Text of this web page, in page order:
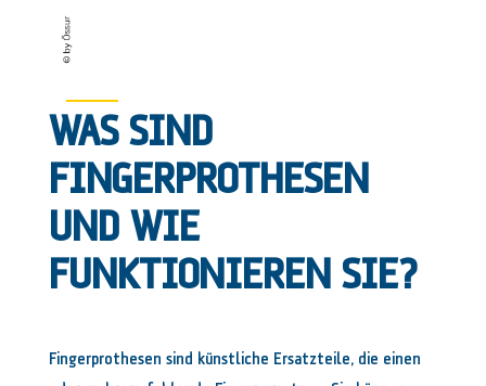
WAS SIND
FINGERPROTHESEN
UND WIE
FUNKTIONIEREN SIE?
Fingerprothesen sind künstliche Ersatzteile, die einen